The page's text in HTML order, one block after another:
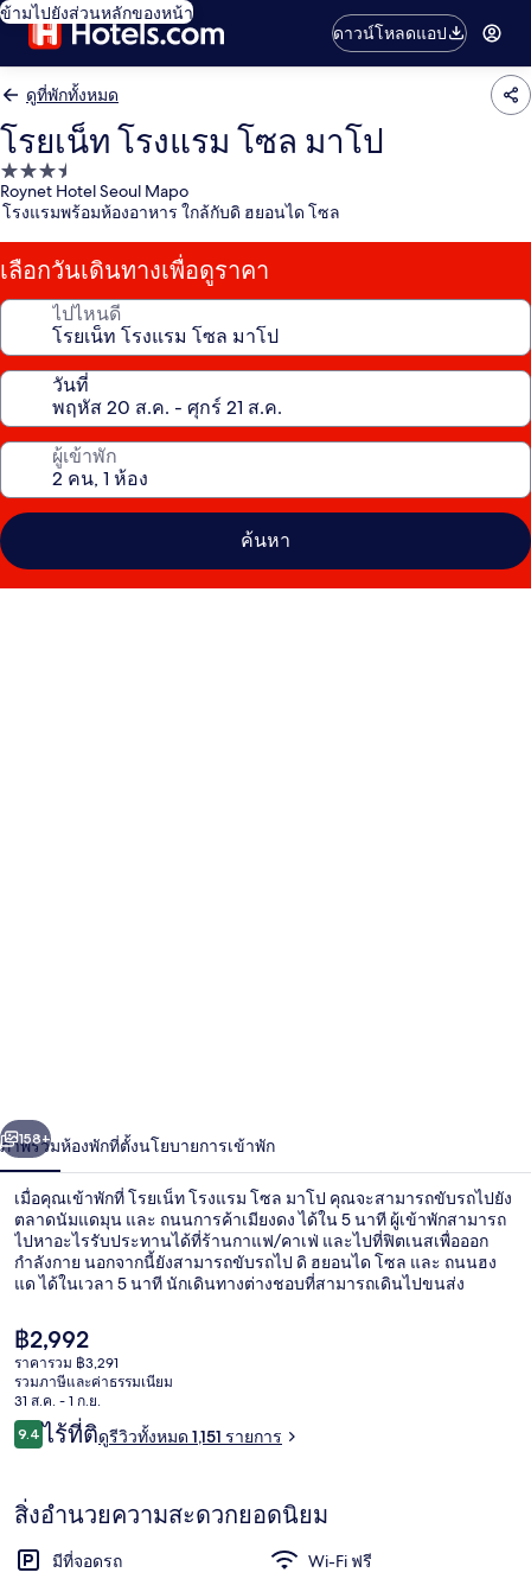
ข้ามไปยังส่วนหลักของหน้า
ดาวน์โหลดแอป
ดูที่พักทั้งหมด
โรยเน็ท โรงแรม โซล มาโป
ที่พัก
3.5
Roynet Hotel Seoul Mapo
โรงแรมพร้อมห้องอาหาร ใกล้กับดิ ฮยอนได โซล
เลือกวันเดินทางเพื่อดูราคา
ไปไหนดี
วันที่
ผู้เข้าพัก
ค้นหา
มาโป
า
ถัดไป
158+
ภาพรวมห้องพักที่ตั้งนโยบายการเข้าพัก
เมื่อคุณเข้าพักที่ โรยเน็ท โรงแรม โซล มาโป คุณจะสามารถขับรถไปยัง
ตลาดนัมแดมุน และ ถนนการค้าเมียงดง ได้ใน 5 นาที ผู้เข้าพักสามารถ
ไปหาอะไรรับประทานได้ที่ร้านกาแฟ/คาเฟ่ และไปที่ฟิตเนสเพื่อออก
กำลังกาย นอกจากนี้ยังสามารถขับรถไป ดิ ฮยอนได โซล และ ถนนฮง
แด ได้ในเวลา 5 นาที นักเดินทางต่างชอบที่สามารถเดินไปขนส่ง
สถานี Gongdeok อยู่ห่างออกไปเพียง 5 นาที
ราคา
ปัจจุบัน
฿2,992
฿2,992
ราคารวม ฿3,291
รวมภาษีและค่าธรรมเนียม
31 ส.ค. - 1 ก.ย.
รีวิว
9.49.4 จาก 10
ไร้ที่ติดูรีวิวทั้งหมด 1,151 รายการ
สิ่งอำนวยความสะดวกยอดนิยม
มีที่จอดรถ
Wi-Fi ฟรี